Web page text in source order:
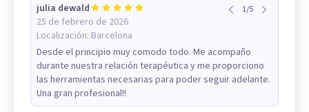
julia dewald
25 de febrero de 2026
Localización: Barcelona
1/5
Desde el principio muy comodo todo. Me acompaño
durante nuestra relación terapéutica y me proporciono
las herramientas necesarias para poder seguir adelante.
Una gran profesional!!